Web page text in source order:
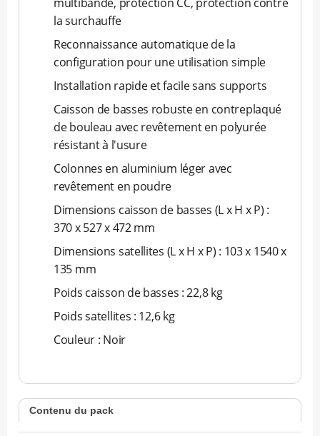
la surchauffe
Reconnaissance automatique de la
configuration pour une utilisation simple
Installation rapide et facile sans supports
Caisson de basses robuste en contreplaqué
de bouleau avec revêtement en polyurée
résistant à l'usure
Colonnes en aluminium léger avec
revêtement en poudre
Dimensions caisson de basses (L x H x P) :
370 x 527 x 472 mm
Dimensions satellites (L x H x P) : 103 x 1540 x
135 mm
Poids caisson de basses : 22,8 kg
Poids satellites : 12,6 kg
Couleur : Noir
Contenu du pack